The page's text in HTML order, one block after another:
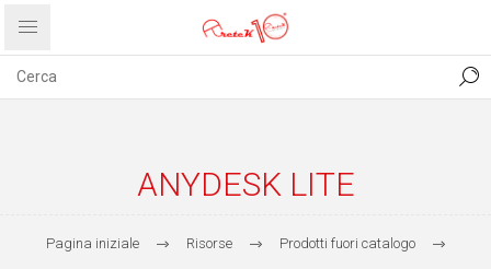
PRIVACY ABOUT US
ANYDESK LITE
Pagina iniziale Risorse Prodotti fuori catalogo